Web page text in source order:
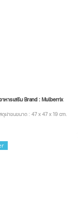
าหารเสริม Brand : Mulberrix
ฝาชนขนาด : 47 x 47 x 19 cm.